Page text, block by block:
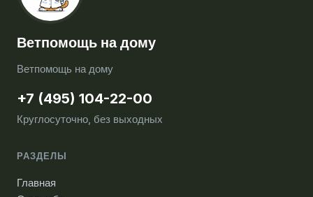
Ветпомощь на дому
Ветпомощь на дому
+7 (495) 104-22-00
Круглосуточно, без выходных
РАЗДЕЛЫ
Главная